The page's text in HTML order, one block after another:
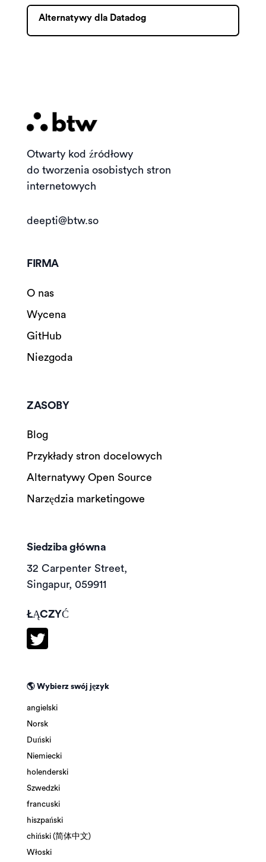
Alternatywy dla Datadog
Otwarty kod źródłowy
do tworzenia osobistych stron
internetowych
deepti@btw.so
FIRMA
O nas
Wycena
GitHub
Niezgoda
ZASOBY
Blog
Przykłady stron docelowych
Alternatywy Open Source
Narzędzia marketingowe
Siedziba główna
32 Carpenter Street,
Singapur, 059911
ŁĄCZYĆ
🌎 Wybierz swój język
angielski
Norsk
Duński
Niemiecki
holenderski
Szwedzki
francuski
hiszpański
chiński (简体中文)
Włoski